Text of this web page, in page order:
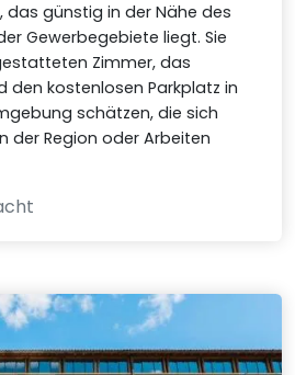
das günstig in der Nähe des
Gewerbegebiete liegt. Sie
Zimmer, das
den kostenlosen Parkplatz in
schätzen, die sich
der Region oder Arbeiten